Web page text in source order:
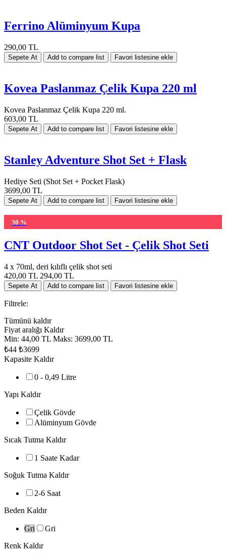
Ferrino Alüminyum Kupa
290,00 TL
Kovea Paslanmaz Çelik Kupa 220 ml
Kovea Paslanmaz Çelik Kupa 220 ml.
603,00 TL
Stanley Adventure Shot Set + Flask
Hediye Seti (Shot Set + Pocket Flask)
3699,00 TL
30 %
CNT Outdoor Shot Set - Çelik Shot Seti
4 x 70ml, deri kılıflı çelik shot seti
420,00 TL 294,00 TL
Filtrele:
Tümünü kaldır
Fiyat aralığı Kaldır
Min: 44,00 TL Maks: 3699,00 TL
₺44 ₺3699
Kapasite Kaldır
0 - 0,49 Litre
Yapı Kaldır
Çelik Gövde
Alüminyum Gövde
Sıcak Tutma Kaldır
1 Saate Kadar
Soğuk Tutma Kaldır
2-6 Saat
Beden Kaldır
Gri
Gri
Renk Kaldır